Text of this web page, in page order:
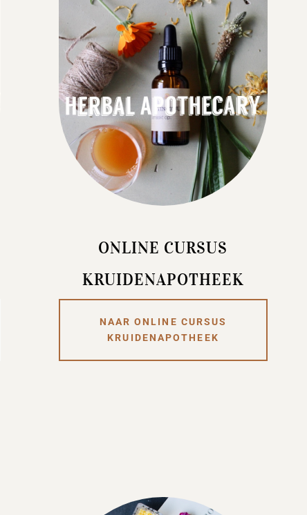
ONLINE CURSUS
KRUIDENAPOTHEEK
NAAR ONLINE CURSUS
KRUIDENAPOTHEEK